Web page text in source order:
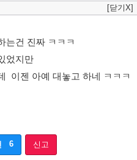
[닫기X]
는건 진짜 ㅋㅋㅋ
었지만
이젠 아예 대놓고 하네 ㅋㅋㅋ
6 신고